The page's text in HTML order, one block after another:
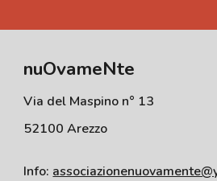
nuOvameNte
Via del Maspino n° 13
52100 Arezzo
Info: